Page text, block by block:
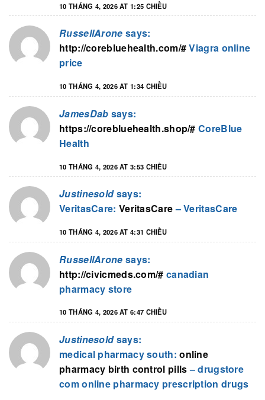
10 THÁNG 4, 2026 AT 1:25 CHIỀU
RussellArone says:
http://corebluehealth.com/#Viagra online
price
10 THÁNG 4, 2026 AT 1:34 CHIỀU
JamesDab says:
https://corebluehealth.shop/# CoreBlue
Health
10 THÁNG 4, 2026 AT 3:53 CHIỀU
Justinesold says:
VeritasCare: VeritasCare– VeritasCare
10 THÁNG 4, 2026 AT 4:31 CHIỀU
RussellArone says:
http://civicmeds.com/# canadian
pharmacy store
10 THÁNG 4, 2026 AT 6:47 CHIỀU
Justinesold says:
medical pharmacy south:online
pharmacy birth control pills– drugstore
com online pharmacy prescription drugs